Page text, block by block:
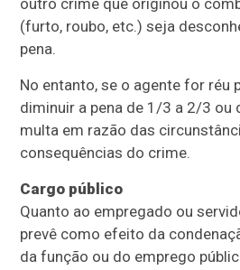
(furto, roubo, etc.) seja
pena.
No entanto, se o agente for réu
diminuir a pena de 1/3 a 2/3 ou
multa em razão das
consequências do crime.
Cargo público
Quanto ao empregado ou
prevê como efeito da
da função ou do emprego